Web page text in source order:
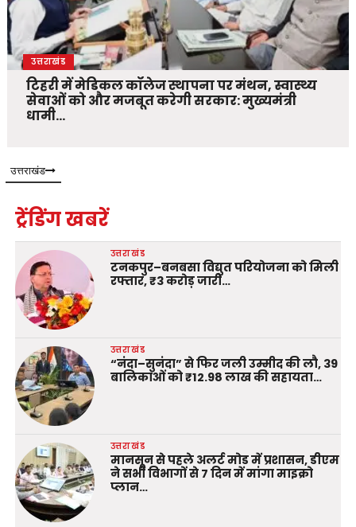
उत्तराखंड
टिहरी में मेडिकल कॉलेज स्थापना पर मंथन, स्वास्थ्य
सेवाओं को और मजबूत करेगी सरकार: मुख्यमंत्री
धामी…
उत्तराखंड
ट्रेंडिंग खबरें
उत्तराखंड
टनकपुर–बनबसा विद्युत परियोजना को मिली
रफ्तार, ₹3 करोड़ जारी…
उत्तराखंड
“नंदा–सुनंदा” से फिर जली उम्मीद की लौ, 39
बालिकाओं को ₹12.98 लाख की सहायता…
उत्तराखंड
मानसून से पहले अलर्ट मोड में प्रशासन, डीएम
ने सभी विभागों से 7 दिन में मांगा माइक्रो
प्लान…